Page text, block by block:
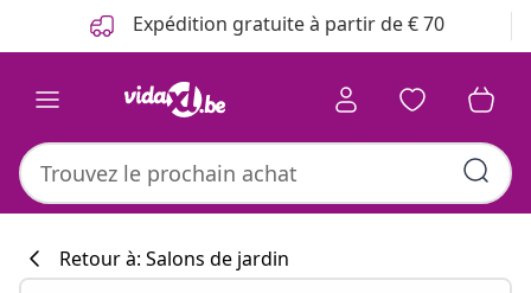
Expédition gratuite à partir de € 70
Retour à: Salons de jardin